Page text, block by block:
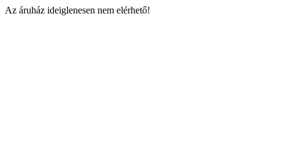
Az áruház ideiglenesen nem elérhető!